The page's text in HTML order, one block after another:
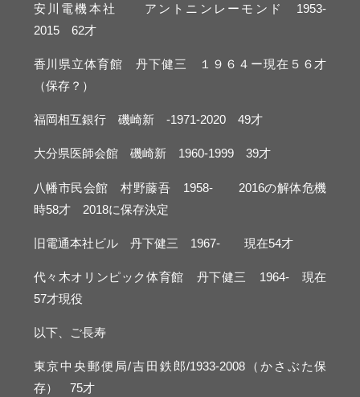
安川電機本社 アントニンレーモンド 1953-
2015 62才
香川県立体育館 丹下健三 １９６４ー現在５６才
（保存？）
福岡相互銀行 磯崎新 -1971-2020 49才
大分県医師会館 磯崎新 1960-1999 39才
八幡市民会館 村野藤吾 1958- 2016の解体危機
時58才 2018に保存決定
旧電通本社ビル 丹下健三 1967- 現在54才
代々木オリンピック体育館 丹下健三 1964- 現在
57才現役
以下、ご長寿
東京中央郵便局/吉田鉄郎/1933-2008（かさぶた保
存） 75才